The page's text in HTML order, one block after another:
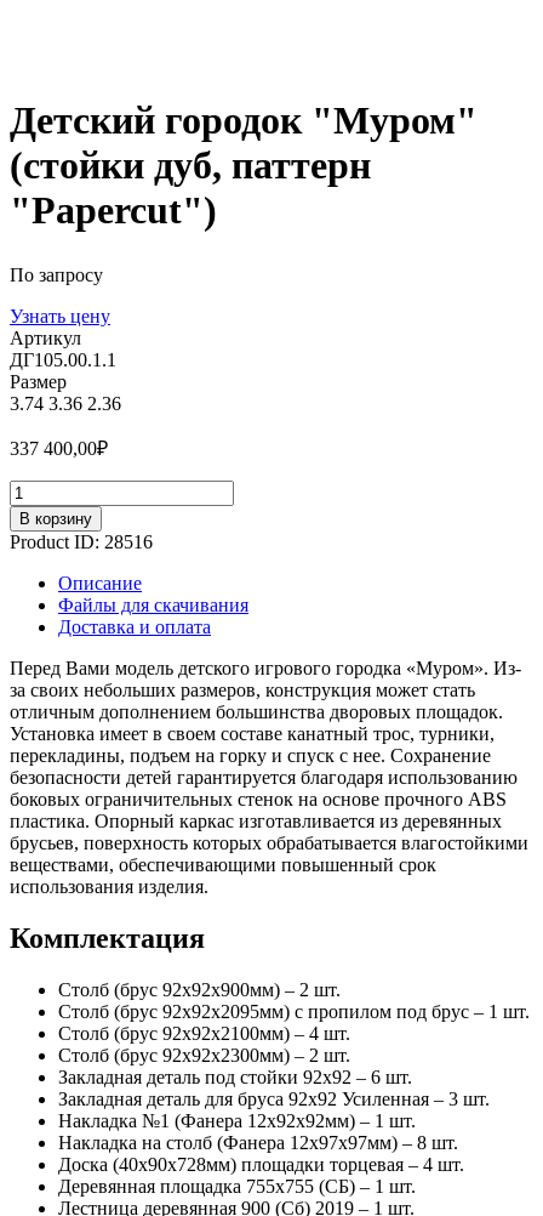
Детский городок "Муром"
(стойки дуб, паттерн
"Papercut")
По запросу
Узнать цену
Артикул
ДГ105.00.1.1
Размер
3.74 3.36 2.36
337 400,00₽
Количество
В корзину
Product ID: 28516
Описание
Файлы для скачивания
Доставка и оплата
Перед Вами модель детского игрового городка «Муром». Из-
за своих небольших размеров, конструкция может стать
отличным дополнением большинства дворовых площадок.
Установка имеет в своем составе канатный трос, турники,
перекладины, подъем на горку и спуск с нее. Сохранение
безопасности детей гарантируется благодаря использованию
боковых ограничительных стенок на основе прочного ABS
пластика. Опорный каркас изготавливается из деревянных
брусьев, поверхность которых обрабатывается влагостойкими
веществами, обеспечивающими повышенный срок
использования изделия.
Комплектация
Столб (брус 92х92х900мм) – 2 шт.
Столб (брус 92х92х2095мм) с пропилом под брус – 1 шт.
Столб (брус 92х92х2100мм) – 4 шт.
Столб (брус 92х92х2300мм) – 2 шт.
Закладная деталь под стойки 92х92 – 6 шт.
Закладная деталь для бруса 92х92 Усиленная – 3 шт.
Накладка №1 (Фанера 12х92х92мм) – 1 шт.
Накладка на столб (Фанера 12х97х97мм) – 8 шт.
Доска (40х90х728мм) площадки торцевая – 4 шт.
Деревянная площадка 755х755 (СБ) – 1 шт.
Лестница деревянная 900 (Сб) 2019 – 1 шт.